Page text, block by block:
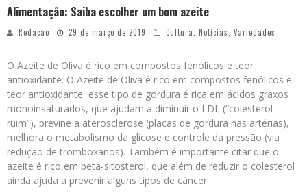
Alimentação: Saiba escolher um bom azeite
Redacao 29 de março de 2019 Cultura, Notícias, Variedades
O Azeite de Oliva é rico em compostos fenólicos e teor
antioxidante. O Azeite de Oliva é rico em compostos fenólicos e
teor antioxidante, esse tipo de gordura é rica em ácidos graxos
monoinsaturados, que ajudam a diminuir o LDL (“colesterol
ruim”), previne a aterosclerose (placas de gordura nas artérias),
melhora o metabolismo da glicose e controle da pressão (via
redução de tromboxanos). Também é importante citar que o
azeite é rico em beta-sitosterol, que além de reduzir o colesterol
ainda ajuda a prevenir alguns tipos de câncer.